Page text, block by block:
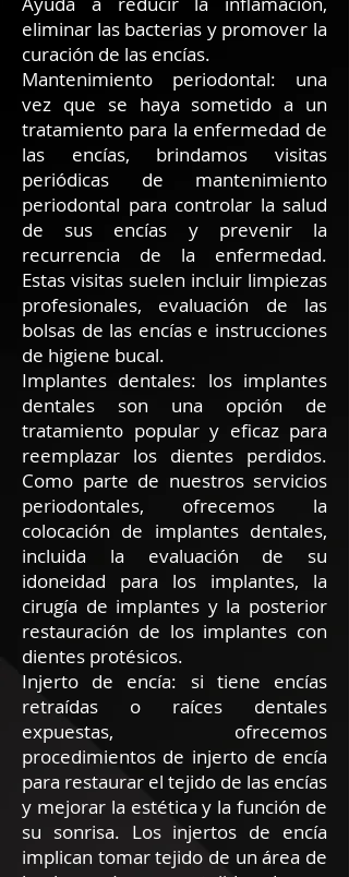
eliminar las bacterias y promover la
curación de las encías.
Mantenimiento periodontal: una
vez que se haya sometido a un
tratamiento para la enfermedad de
las encías, brindamos visitas
periódicas de mantenimiento
periodontal para controlar la salud
de sus encías y prevenir la
recurrencia de la enfermedad.
Estas visitas suelen incluir limpiezas
profesionales, evaluación de las
bolsas de las encías e instrucciones
de higiene bucal.
Implantes dentales: los implantes
dentales son una opción de
tratamiento popular y eficaz para
reemplazar los dientes perdidos.
Como parte de nuestros servicios
periodontales, ofrecemos la
colocación de implantes dentales,
incluida la evaluación de su
idoneidad para los implantes, la
cirugía de implantes y la posterior
restauración de los implantes con
dientes protésicos.
Injerto de encía: si tiene encías
retraídas o raíces dentales
expuestas, ofrecemos
procedimientos de injerto de encía
para restaurar el tejido de las encías
y mejorar la estética y la función de
su sonrisa. Los injertos de encía
implican tomar tejido de un área de